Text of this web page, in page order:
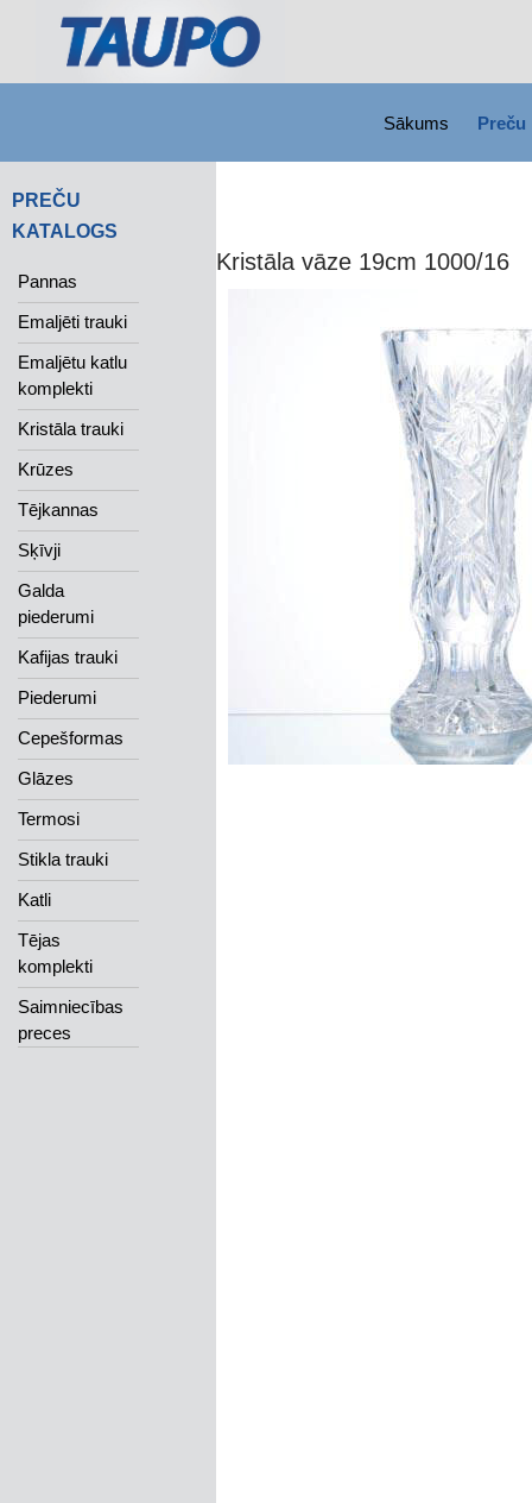
Sākums Preču
Kristāla vāze 19cm 1000/16
PREČU
KATALOGS
Pannas
Emaljēti trauki
Emaljētu katlu
komplekti
Kristāla trauki
Krūzes
Tējkannas
Sķīvji
Galda
piederumi
Kafijas trauki
Piederumi
Cepešformas
Glāzes
Termosi
Stikla trauki
Katli
Tējas
komplekti
Saimniecības
preces